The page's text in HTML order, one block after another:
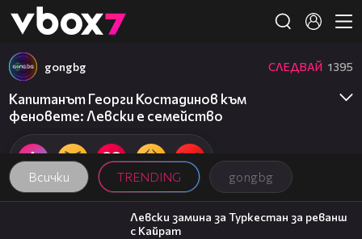
👾
Всички TRENDING gongbg
gongbg СЛЕДВАЙ 1395
Капитанът Георги Костадинов към
феновете: Левски е семейство
00:43
Левски замина за Туркестан за реванш
с Кайрат